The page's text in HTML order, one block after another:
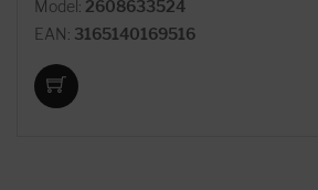
Model: 2608633524
EAN: 3165140169516